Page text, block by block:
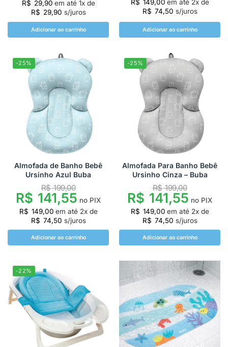
R$ 29,90 em até 1x de
R$ 29,90 s/juros
Adicionar ao carrinho
R$ 149,00 em até 2x de
R$ 74,50 s/juros
Adicionar ao carrinho
-25%
Almofada de Banho Bebê
Ursinho Azul Buba
R$199,00
R$ 141,55 no PIX
R$ 149,00 em até 2x de
R$ 74,50 s/juros
Adicionar ao carrinho
-25%
Almofada Para Banho Bebê
Ursinho Cinza – Buba
R$199,00
R$ 141,55 no PIX
R$ 149,00 em até 2x de
R$ 74,50 s/juros
Adicionar ao carrinho
-22%